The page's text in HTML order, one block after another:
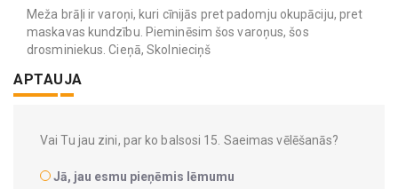
Meža brāļi ir varoņi, kuri cīnijās pret padomju okupāciju, pret
maskavas kundzību. Pieminēsim šos varoņus, šos
drosminiekus. Cieņā, Skolnieciņš
APTAUJA
Vai Tu jau zini, par ko balsosi 15. Saeimas vēlēšanās?
Jā, jau esmu pieņēmis lēmumu